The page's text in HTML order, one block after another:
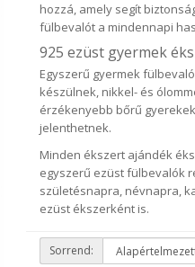
hozzá, amely segít
fülbevalót a mindennapi
925 ezüst gyermek
Egyszerű gyermek
készülnek, nikkel- és
érzékenyebb bőrű
jelenthetnek.
Minden ékszert ajándék
egyszerű ezüst fülbevalók
születésnapra, névnapra,
ezüst ékszerként is.
Sorrend: